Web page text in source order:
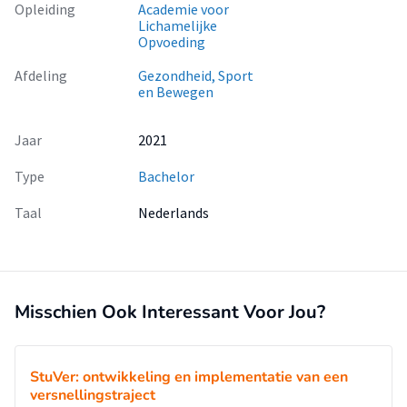
praktijklessen, omdat leerlingen andere belangen hebben
bij theorie- en praktijkdocenten.
Opleiding
Academie voor
Lichamelijke
Opvoeding
Afdeling
Gezondheid, Sport
en Bewegen
Jaar
2021
Type
Bachelor
Taal
Nederlands
Misschien Ook Interessant Voor Jou?
StuVer: ontwikkeling en implementatie van een
versnellingstraject